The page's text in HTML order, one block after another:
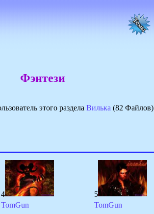
Фэнтези
этого раздела Вилька (82 Файлов)
4
TomGun
5
TomGun